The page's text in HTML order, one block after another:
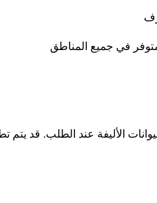
في جميع المناطق
الأليفة عند الطلب. قد يتم